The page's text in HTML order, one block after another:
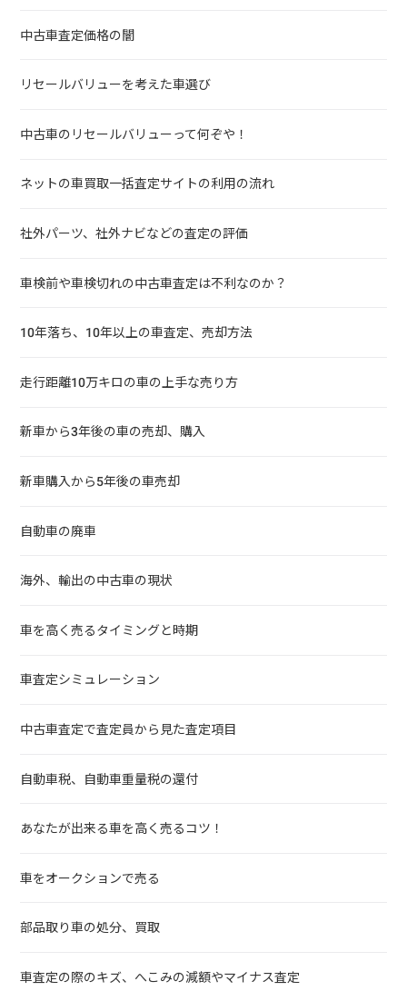
中古車査定価格の闇
リセールバリューを考えた車選び
中古車のリセールバリューって何ぞや！
ネットの車買取一括査定サイトの利用の流れ
社外パーツ、社外ナビなどの査定の評価
車検前や車検切れの中古車査定は不利なのか？
10年落ち、10年以上の車査定、売却方法
走行距離10万キロの車の上手な売り方
新車から3年後の車の売却、購入
新車購入から5年後の車売却
自動車の廃車
海外、輸出の中古車の現状
車を高く売るタイミングと時期
車査定シミュレーション
中古車査定で査定員から見た査定項目
自動車税、自動車重量税の還付
あなたが出来る車を高く売るコツ！
車をオークションで売る
部品取り車の処分、買取
車査定の際のキズ、へこみの減額やマイナス査定